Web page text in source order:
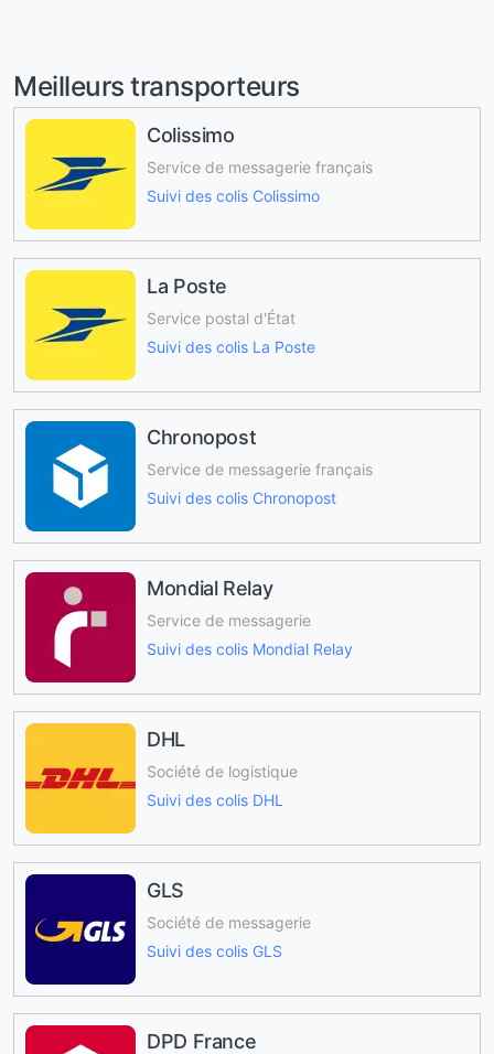
Meilleurs transporteurs
Colissimo
Service de messagerie français
Suivi des colis Colissimo
La Poste
Service postal d'État
Suivi des colis La Poste
Chronopost
Service de messagerie français
Suivi des colis Chronopost
Mondial Relay
Service de messagerie
Suivi des colis Mondial Relay
DHL
Société de logistique
Suivi des colis DHL
GLS
Société de messagerie
Suivi des colis GLS
DPD France